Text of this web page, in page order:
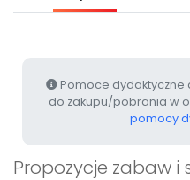
Pomoce dydaktyczne
do zakupu/pobrania w
pomocy
Propozycje zabaw